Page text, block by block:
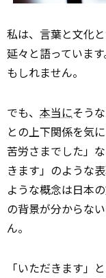
私は、言葉と文化
延々と語っていま
もしれません。
でも、 本当にそう
との上下関係を気
苦労さまでした」
きます」のような
ような概念は日本
の背景が分からな
ん。
「いただきます」